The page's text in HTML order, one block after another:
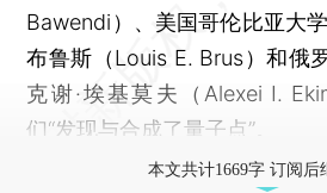
Bawendi）、美国哥伦比亚大
布鲁斯（Louis E. Brus）和俄
克谢·埃基莫夫（Alexei I.
们“发现与合成了量子点”。
本文共计1669字 订阅后